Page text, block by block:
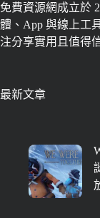
免費資源網成立於
體、App 與線上工
注分享實用且值得
最新文章